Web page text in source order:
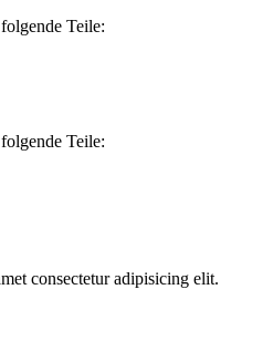
Teile:
Teile:
consectetur adipisicing elit.